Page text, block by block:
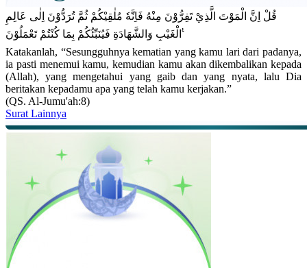
قُلْ اِنَّ الْمَوْتَ الَّذِيْ تَفِرُّوْنَ مِنْهُ فَاِنَّهٗ مُلٰقِيْكُمْ ثُمَّ تُرَدُّوْنَ اِلٰى عَالِمِ
الْغَيْبِ وَالشَّهَادَةِ فَيُنَبِّئُكُمْ بِمَا كُنْتُمْ تَعْمَلُوْنَ ࣖ
Katakanlah, “Sesungguhnya kematian yang kamu lari dari padanya,
ia pasti menemui kamu, kemudian kamu akan dikembalikan kepada
(Allah), yang mengetahui yang gaib dan yang nyata, lalu Dia
beritakan kepadamu apa yang telah kamu kerjakan.”
(QS. Al-Jumu'ah:8)
Surat Lainnya